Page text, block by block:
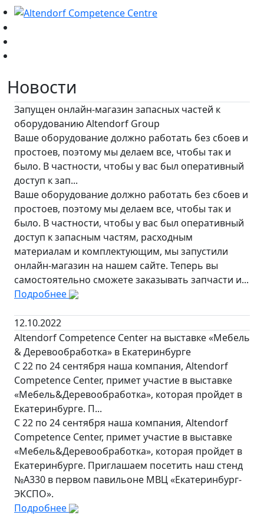
Новости
Запущен онлайн-магазин запасных частей к
оборудованию Altendorf Group
Ваше оборудование должно работать без сбоев и
простоев, поэтому мы делаем все, чтобы так и
было. В частности, чтобы у вас был оперативный
доступ к зап...
Ваше оборудование должно работать без сбоев и
простоев, поэтому мы делаем все, чтобы так и
было. В частности, чтобы у вас был оперативный
доступ к запасным частям, расходным
материалам и комплектующим, мы запустили
онлайн-магазин на нашем сайте. Теперь вы
самостоятельно сможете заказывать запчасти и...
Подробнее
12.10.2022
Altendorf Competence Center на выставке «Мебель
& Деревообработка» в Екатеринбурге
C 22 по 24 сентября наша компания, Altendorf
Competence Center, примет участие в выставке
«Мебель&Деревообработка», которая пройдет в
Екатеринбурге. П...
C 22 по 24 сентября наша компания, Altendorf
Competence Center, примет участие в выставке
«Мебель&Деревообработка», которая пройдет в
Екатеринбурге. Приглашаем посетить наш стенд
№А330 в первом павильоне МВЦ «Екатеринбург-
ЭКСПО».
Подробнее